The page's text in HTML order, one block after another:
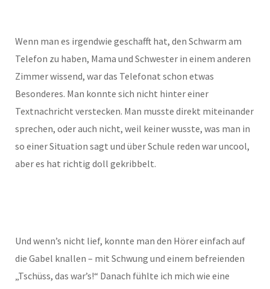
Wenn man es irgendwie geschafft hat, den Schwarm am
Telefon zu haben, Mama und Schwester in einem anderen
Zimmer wissend, war das Telefonat schon etwas
Besonderes. Man konnte sich nicht hinter einer
Textnachricht verstecken. Man musste direkt miteinander
sprechen, oder auch nicht, weil keiner wusste, was man in
so einer Situation sagt und über Schule reden war uncool,
aber es hat richtig doll gekribbelt.
Und wenn’s nicht lief, konnte man den Hörer einfach auf
die Gabel knallen – mit Schwung und einem befreienden
„Tschüss, das war’s!“ Danach fühlte ich mich wie eine